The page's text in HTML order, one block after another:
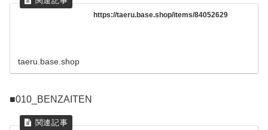
https://taeru.base.shop/items/84052629
taeru.base.shop
■010_BENZAITEN